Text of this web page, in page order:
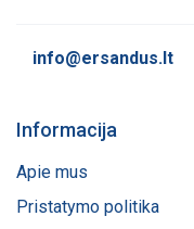
info@ersandus.lt
Informacija
Apie mus
Pristatymo politika